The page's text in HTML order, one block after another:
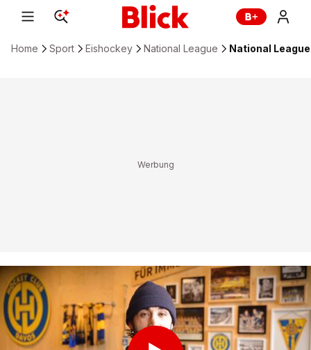
Home Sport Eishockey National League National